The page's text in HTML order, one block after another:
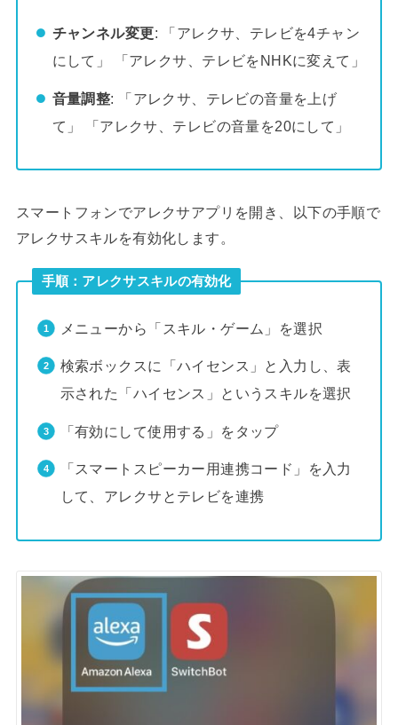
チャンネル変更: 「アレクサ、テレビを4チャン
にして」 「アレクサ、テレビをNHKに変えて」
音量調整: 「アレクサ、テレビの音量を上げ
て」 「アレクサ、テレビの音量を20にして」
スマートフォンでアレクサアプリを開き、以下の手順で
アレクサスキルを有効化します。
手順：アレクサスキルの有効化
メニューから「スキル・ゲーム」を選択
検索ボックスに「ハイセンス」と入力し、表
示された「ハイセンス」というスキルを選択
「有効にして使用する」をタップ
「スマートスピーカー用連携コード」を入力
して、アレクサとテレビを連携